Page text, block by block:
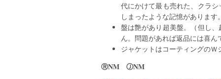
代にかけて最も売れた、クラ
しまったような記憶があります。
盤は艶があり超美盤。（但し
ん。問題があれば返品には喜ん
ジャケットはコーティングのＷ
ⓇNM ⒿNM